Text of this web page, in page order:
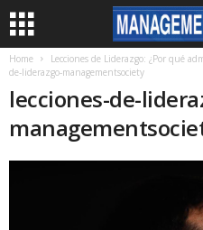
Home Lecciones de Liderazgo: ¿Por qué
de-liderazgo-managementsociety
lecciones-de-